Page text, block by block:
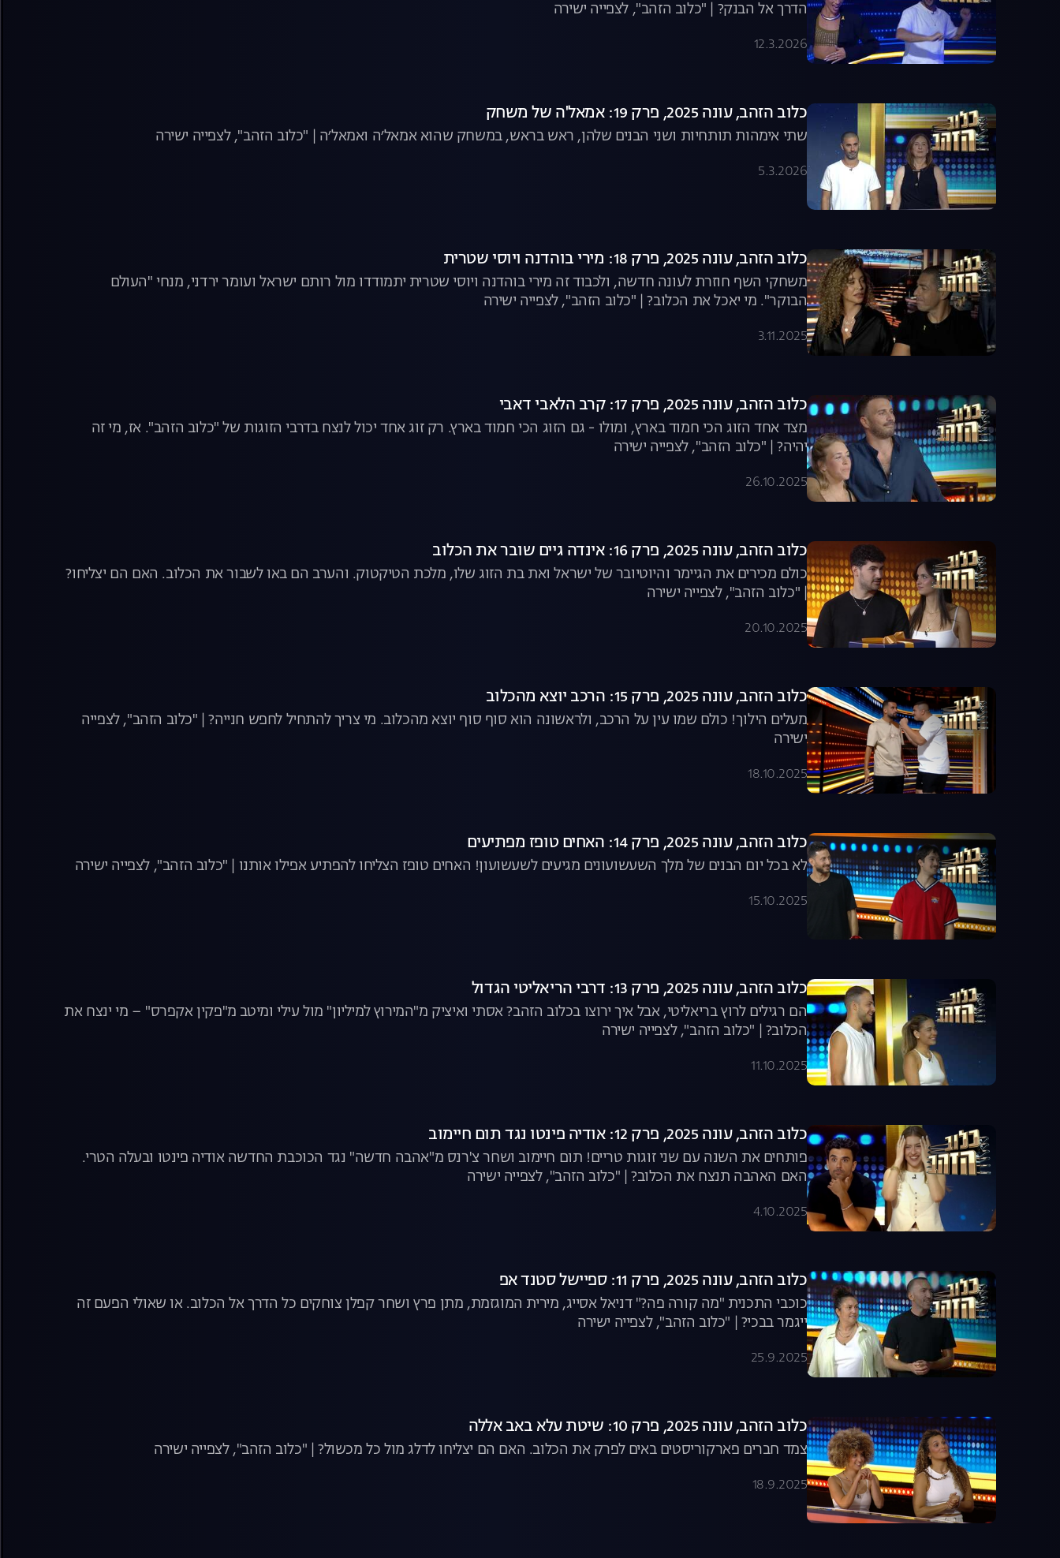
הדרך אל הבנק? | "כלוב הזהב", לצפייה ישירה
12.3.2026
כלוב הזהב, עונה 2025, פרק 19: אמאל'ה של משחק
שתי אימהות תותחיות ושני הבנים שלהן, ראש בראש, במשחק שהוא אמאל׳ה ואמאל׳ה | "כלוב הזהב", לצפייה ישירה
5.3.2026
כלוב הזהב, עונה 2025, פרק 18: מירי בוהדנה ויוסי שטרית
משחקי השף חוזרת לעונה חדשה, ולכבוד זה מירי בוהדנה ויוסי שטרית יתמודדו מול רותם ישראל ועומר ירדני, מנחי "העולם
הבוקר". מי יאכל את הכלוב? | "כלוב הזהב", לצפייה ישירה
3.11.2025
כלוב הזהב, עונה 2025, פרק 17: קרב הלאבי דאבי
מצד אחד הזוג הכי חמוד בארץ, ומולו - גם הזוג הכי חמוד בארץ. רק זוג אחד יכול לנצח בדרבי הזוגות של "כלוב הזהב". אז, מי זה
יהיה? | "כלוב הזהב", לצפייה ישירה
26.10.2025
כלוב הזהב, עונה 2025, פרק 16: אינדה גיים שובר את הכלוב
כולם מכירים את הגיימר והיוטיובר של ישראל ואת בת הזוג שלו, מלכת הטיקטוק. והערב הם באו לשבור את הכלוב. האם הם יצליחו?
| "כלוב הזהב", לצפייה ישירה
20.10.2025
כלוב הזהב, עונה 2025, פרק 15: הרכב יוצא מהכלוב
מעלים הילוך! כולם שמו עין על הרכב, ולראשונה הוא סוף סוף יוצא מהכלוב. מי צריך להתחיל לחפש חנייה? | "כלוב הזהב", לצפייה
ישירה
18.10.2025
כלוב הזהב, עונה 2025, פרק 14: האחים טופז מפתיעים
לא בכל יום הבנים של מלך השעשועונים מגיעים לשעשועון! האחים טופז הצליחו להפתיע אפילו אותנו | "כלוב הזהב", לצפייה ישירה
15.10.2025
כלוב הזהב, עונה 2025, פרק 13: דרבי הריאליטי הגדול
הם רגילים לרוץ בריאליטי, אבל איך ירוצו בכלוב הזהב? אסתי ואיציק מ"המירוץ למיליון" מול עילי ומיטב מ"פקין אקפרס" – מי ינצח את
הכלוב? | "כלוב הזהב", לצפייה ישירה
11.10.2025
כלוב הזהב, עונה 2025, פרק 12: אודיה פינטו נגד תום חיימוב
פותחים את השנה עם שני זוגות טריים! תום חיימוב ושחר צ'רנס מ"אהבה חדשה" נגד הכוכבת החדשה אודיה פינטו ובעלה הטרי.
האם האהבה תנצח את הכלוב? | "כלוב הזהב", לצפייה ישירה
4.10.2025
כלוב הזהב, עונה 2025, פרק 11: ספיישל סטנד אפ
כוכבי התכנית "מה קורה פה?" דניאל אסייג, מירית המוגזמת, מתן פרץ ושחר קפלן צוחקים כל הדרך אל הכלוב. או שאולי הפעם זה
ייגמר בבכי? | "כלוב הזהב", לצפייה ישירה
25.9.2025
כלוב הזהב, עונה 2025, פרק 10: שיטת עלא באב אללה
צמד חברים פארקוריסטים באים לפרק את הכלוב. האם הם יצליחו לדלג מול כל מכשול? | "כלוב הזהב", לצפייה ישירה
18.9.2025